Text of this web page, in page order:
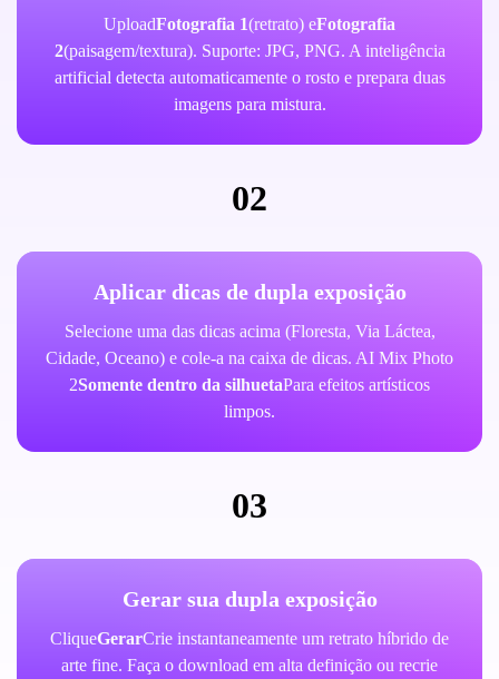
UploadFotografia 1(retrato) eFotografia
2(paisagem/textura). Suporte: JPG, PNG. A inteligência
artificial detecta automaticamente o rosto e prepara duas
imagens para mistura.
02
Aplicar dicas de dupla exposição
Selecione uma das dicas acima (Floresta, Via Láctea,
Cidade, Oceano) e cole-a na caixa de dicas. AI Mix Photo
2Somente dentro da silhuetaPara efeitos artísticos
limpos.
03
Gerar sua dupla exposição
CliqueGerarCrie instantaneamente um retrato híbrido de
arte fine. Faça o download em alta definição ou recrie